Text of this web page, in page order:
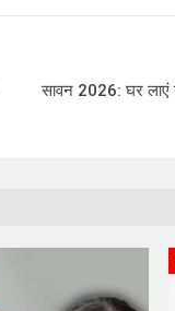
सावन 2026: घर लाएं